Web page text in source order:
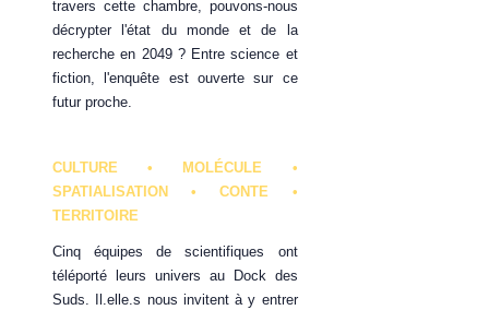
travers cette chambre, pouvons-nous
décrypter l'état du monde et de la
recherche en 2049 ? Entre science et
fiction, l'enquête est ouverte sur ce
futur proche.
CULTURE • MOLÉCULE •
SPATIALISATION • CONTE •
TERRITOIRE
Cinq équipes de scientifiques ont
téléporté leurs univers au Dock des
Suds. Il.elle.s nous invitent à y entrer